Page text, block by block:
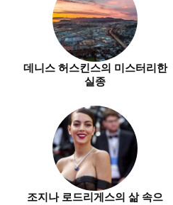
데니스 허스킨스의 미스터리한
실종
조지나 로드리게스의 삶 속으